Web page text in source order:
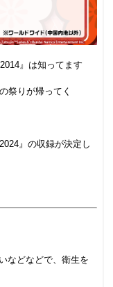
』は知ってます
祭りが帰ってく
』の収録が決定し
などなどで、衛生を